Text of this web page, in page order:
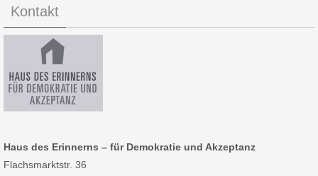
Kontakt
Haus des Erinnerns – für Demokratie und Akzeptanz
Flachsmarktstr. 36